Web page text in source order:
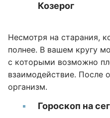
Козерог
Несмотря на старания,
полнее. В вашем кругу
с которыми возможно
взаимодействие. После
организм.
Гороскоп на